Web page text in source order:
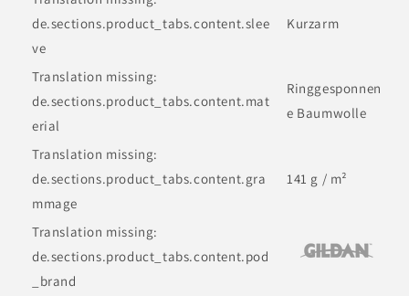
de.sections.product_tabs.content.slee
ve
Kurzarm
Translation missing:
de.sections.product_tabs.content.mat
erial
Ringgesponnen
e Baumwolle
Translation missing:
de.sections.product_tabs.content.gra
mmage
141 g / m²
Translation missing:
de.sections.product_tabs.content.pod
_brand